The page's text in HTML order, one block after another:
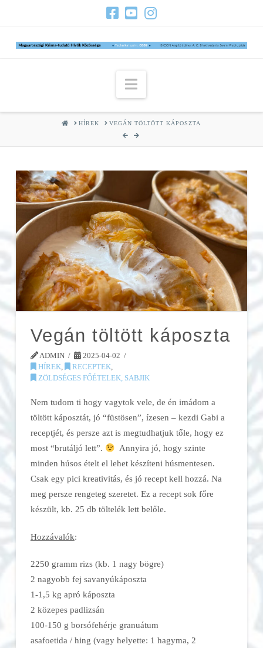
Navigation
HOMEHÍREK VEGÁN TÖLTÖTT KÁPOSZTA
Vegán töltött káposzta
ADMIN
2025-04-02
HÍREK, RECEPTEK,
ZÖLDSÉGES FŐÉTELEK, SABJIK
Nem tudom ti hogy vagytok vele, de én imádom a
töltött káposztát, jó “füstösen”, ízesen – kezdi Gabi a
receptjét, és persze azt is megtudhatjuk tőle, hogy ez
most “brutáljó lett”.
Annyira jó, hogy szinte
minden húsos ételt el lehet készíteni húsmentesen.
Csak egy pici kreativitás, és jó recept kell hozzá. Na
meg persze rengeteg szeretet. Ez a recept sok főre
készült, kb. 25 db töltelék lett belőle.
Hozzávalók:
2250 gramm rizs (kb. 1 nagy bögre)
2 nagyobb fej savanyúkáposzta
1-1,5 kg apró káposzta
2 közepes padlizsán
100-150 g borsófehérje granuátum
asafoetida / hing (vagy helyette: 1 hagyma, 2